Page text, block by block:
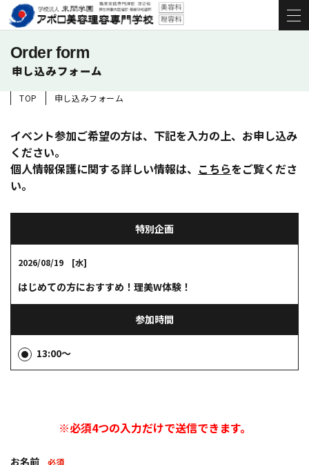
Order form
申し込みフォーム
TOP 申し込みフォーム
イベント参加ご希望の方は、下記を入力の上、お申し込み
ください。
個人情報保護に関する詳しい情報は、 こちらをご覧くださ
い。
特別企画
2026/08/19 [水]
はじめての方におすすめ！理美W体験！
参加時間
13:00～
※必須4つの入力だけで送信できます。
お名前 必須